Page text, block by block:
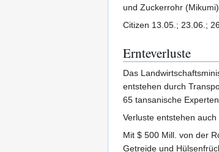
und Zuckerrohr
Citizen 13.05.; 23.06.;
Ernteverluste
Das
entstehen durch
65 tansanische
Verluste entstehen
Mit $ 500 Mill. von der
Getreide und